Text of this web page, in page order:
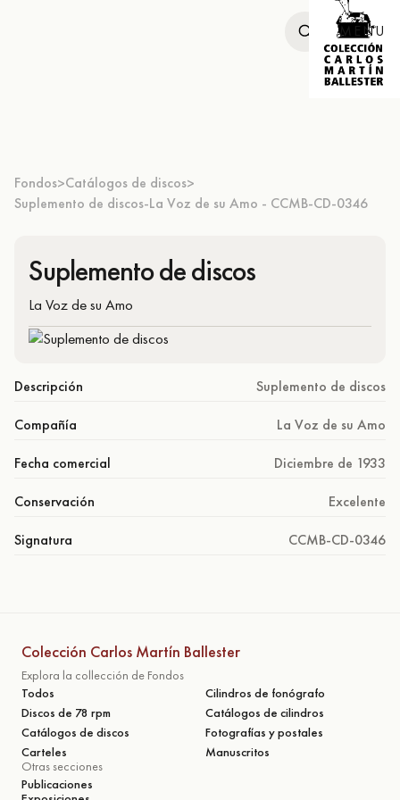
MENU
Fondos>Catálogos de discos>
Suplemento de discos-La Voz de su Amo - CCMB-CD-0346
Suplemento de discos
La Voz de su Amo
Descripción Suplemento de discos
Compañía La Voz de su Amo
Fecha comercial Diciembre de 1933
Conservación Excelente
Signatura CCMB-CD-0346
Colección Carlos Martín Ballester
Explora la collección de Fondos
Todos
Cilindros de fonógrafo
Discos de 78 rpm
Catálogos de cilindros
Catálogos de discos
Fotografías y postales
Carteles
Manuscritos
Otras secciones
Publicaciones